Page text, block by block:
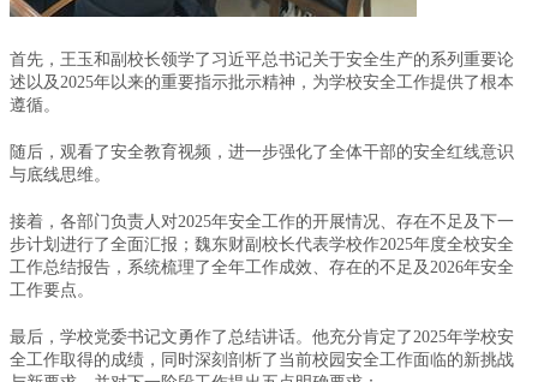
首先，王玉和副 校长领学了习近平总书记关于安全生产的系列重要论
述以及2025年以来的重要指示批示精神，为学校安全工作提供了根本
遵循。
随后，观看了安全教育视频，进一步强化了全体干部的安全红线意识
与底线思维。
接着，各部门负责人对2025年安全工作的开展情况、存在不足及下一
步计划进行了全面汇报；魏东财副校长代表学校作2025年度全校安全
工作总结报告，系统梳理了全年工作成效、存在的不足及2026年安全
工作要点。
最后，学校党委书记文勇作了总结讲话。他充分肯定了2025年学校安
全工作取得的成绩，同时深刻剖析了当前校园安全工作面临的新挑战